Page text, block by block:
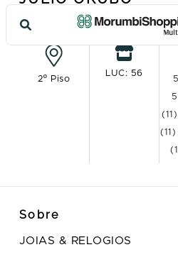
Ver no
2º Piso
LUC: 56
Sobre
JOIAS & RELOGIOS